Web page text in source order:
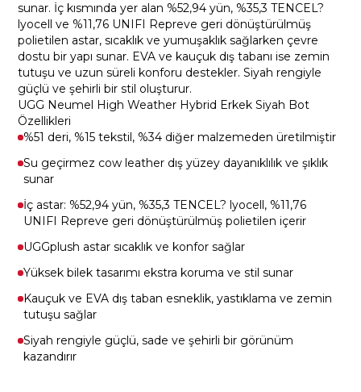
sunar. İç kısmında yer alan %52,94 yün, %35,3 TENCEL?
lyocell ve %11,76 UNIFI Repreve geri dönüştürülmüş
polietilen astar, sıcaklık ve yumuşaklık sağlarken çevre
dostu bir yapı sunar. EVA ve kauçuk dış tabanı ise zemin
tutuşu ve uzun süreli konforu destekler. Siyah rengiyle
güçlü ve şehirli bir stil oluşturur.
UGG Neumel High Weather Hybrid Erkek Siyah Bot
Özellikleri
%51 deri, %15 tekstil, %34 diğer malzemeden üretilmiştir
Su geçirmez cow leather dış yüzey dayanıklılık ve şıklık
sunar
İç astar: %52,94 yün, %35,3 TENCEL? lyocell, %11,76
UNIFI Repreve geri dönüştürülmüş polietilen içerir
UGGplush astar sıcaklık ve konfor sağlar
Yüksek bilek tasarımı ekstra koruma ve stil sunar
Kauçuk ve EVA dış taban esneklik, yastıklama ve zemin
tutuşu sağlar
Siyah rengiyle güçlü, sade ve şehirli bir görünüm
kazandırır